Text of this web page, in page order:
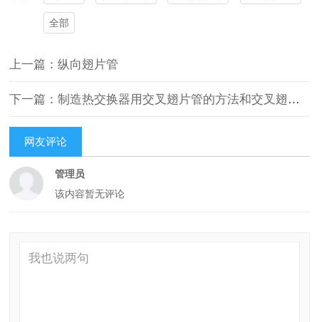
全部
上一篇：纵向翅片管
下一篇：制造热交换器用交叉翅片管的方法和交叉翅片型热交换器
网友评论
管理员
该内容暂无评论